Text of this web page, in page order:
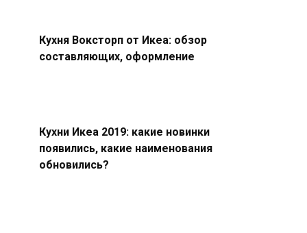
Кухня Воксторп от Икеа: обзор
составляющих, оформление
Кухни Икеа 2019: какие новинки
появились, какие наименования
обновились?